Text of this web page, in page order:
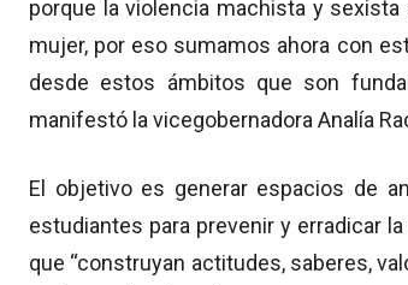
porque la violencia machista y
mujer, por eso sumamos ahora con
desde estos ámbitos que son
manifestó la vicegobernadora Analía
El objetivo es generar espacios de
estudiantes para prevenir y erradicar
que “construyan actitudes, saberes,